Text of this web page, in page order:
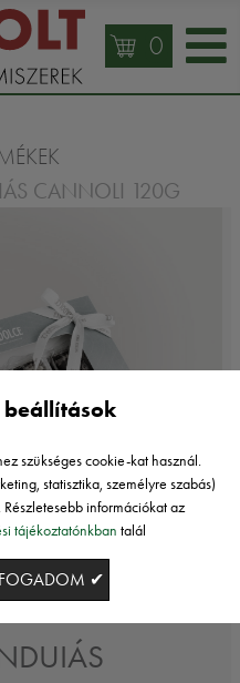
0
CANNOLI 120G
szükséges cookie-kat használ.
statisztika, személyre szabás)
információkat az
tájékoztatónkban talál
✔